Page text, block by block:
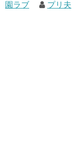
園ラブ
プリ夫